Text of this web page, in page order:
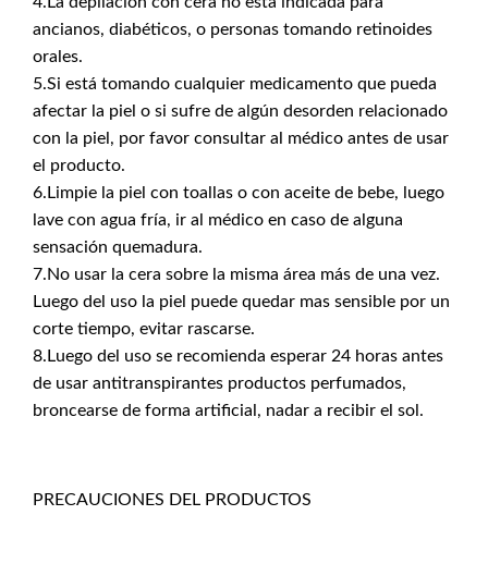
ancianos, diabéticos, o personas tomando retinoides
orales.
5.Si está tomando cualquier medicamento que pueda
afectar la piel o si sufre de algún desorden relacionado
con la piel, por favor consultar al médico antes de usar
el producto.
6.Limpie la piel con toallas o con aceite de bebe, luego
lave con agua fría, ir al médico en caso de alguna
sensación quemadura.
7.No usar la cera sobre la misma área más de una vez.
Luego del uso la piel puede quedar mas sensible por un
corte tiempo, evitar rascarse.
8.Luego del uso se recomienda esperar 24 horas antes
de usar antitranspirantes productos perfumados,
broncearse de forma artificial, nadar a recibir el sol.
PRECAUCIONES DEL PRODUCTOS